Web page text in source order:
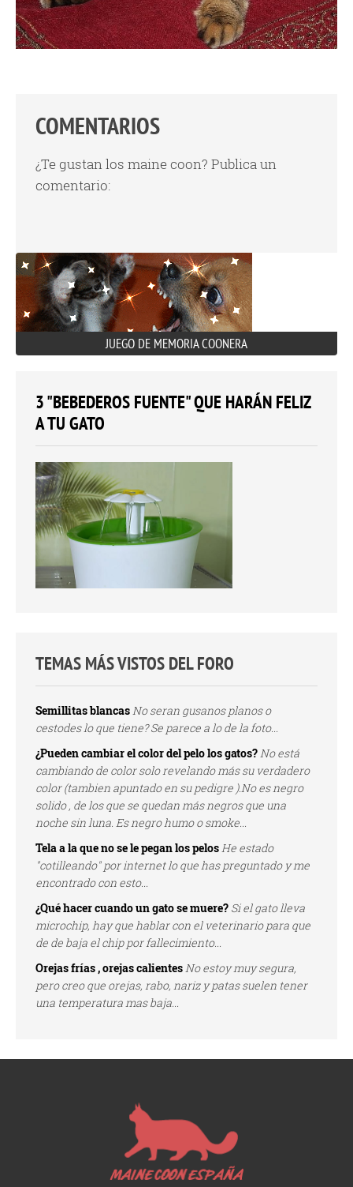
COMENTARIOS
¿Te gustan los maine coon? Publica un
comentario:
JUEGO DE MEMORIA COONERA
3 "BEBEDEROS FUENTE" QUE HARÁN FELIZ
A TU GATO
TEMAS MÁS VISTOS DEL FORO
Semillitas blancasNo seran gusanos planos o
cestodes lo que tiene? Se parece a lo de la foto...
¿Pueden cambiar el color del pelo los gatos?No está
cambiando de color solo revelando más su verdadero
color (tambien apuntado en su pedigre ).No es negro
solido , de los que se quedan más negros que una
noche sin luna. Es negro humo o smoke...
Tela a la que no se le pegan los pelosHe estado
"cotilleando" por internet lo que has preguntado y me
encontrado con esto...
¿Qué hacer cuando un gato se muere? Si el gato lleva
microchip, hay que hablar con el veterinario para que
de de baja el chip por fallecimiento...
Orejas frías , orejas calientesNo estoy muy segura,
pero creo que orejas, rabo, nariz y patas suelen tener
una temperatura mas baja...